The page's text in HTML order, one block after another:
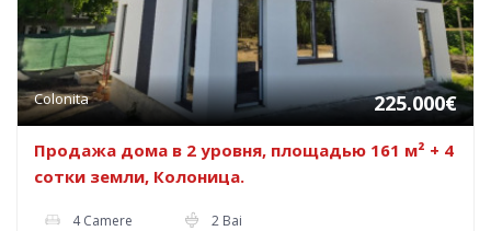
Colonita 225.000€
Продажа дома в 2 уровня, площадью 161 м² + 4
сотки земли, Колоница.
4 Camere 2 Bai